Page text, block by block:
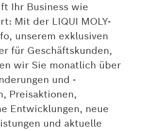
Ihr Business wie
Mit der LIQUI MOLY-
unserem exklusiven
für Geschäftskunden,
wir Sie monatlich über
und -
Preisaktionen,
Entwicklungen, neue
und aktuelle